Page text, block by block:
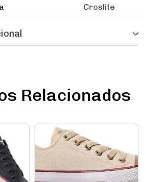
Croslite
Relacionados